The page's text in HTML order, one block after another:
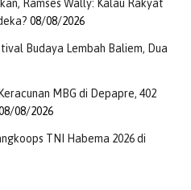
Ramses Wally: Kalau Rakyat
08/08/2026
Budaya Lembah Baliem, Dua
MBG di Depapre, 402
08/2026
TNI Habema 2026 di